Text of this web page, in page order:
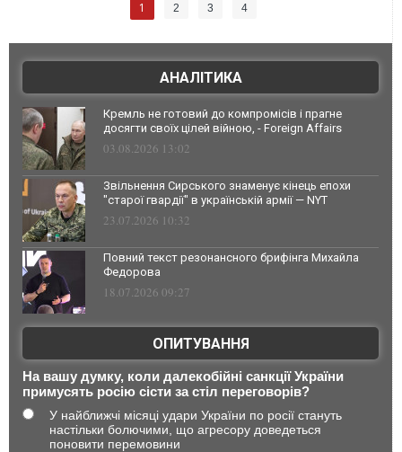
1 2 3 4
АНАЛІТИКА
Кремль не готовий до компромісів і прагне
досягти своїх цілей війною, - Foreign Affairs
03.08.2026 13:02
Звільнення Сирського знаменує кінець епохи
"старої гвардії" в українській армії — NYT
23.07.2026 10:32
Повний текст резонансного брифінга Михайла
Федорова
18.07.2026 09:27
ОПИТУВАННЯ
На вашу думку, коли далекобійні санкції України
примусять росію сісти за стіл переговорів?
У найближчі місяці удари України по росії стануть
настільки болючими, що агресору доведеться
поновити перемовини